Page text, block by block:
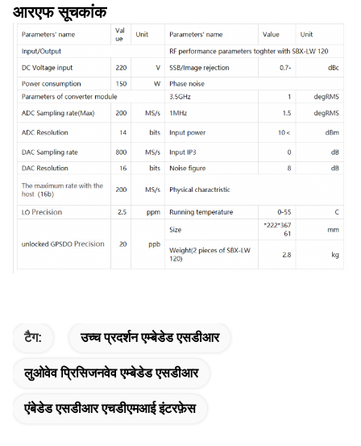
आरएफ सूचकांक
टैग: उच्च प्रदर्शन एम्बेडेड एसडीआर
लुओवेव प्रिसिजनवेव एम्बेडेड एसडीआर
एंबेडेड एसडीआर एचडीएमआई इंटरफ़ेस